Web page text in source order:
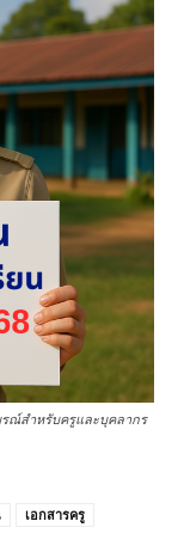
ณ์สำหรับครูและบุคลากร
เอกสารครู